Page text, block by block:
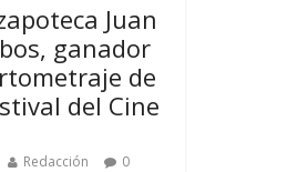
Juan
ganador
de
del Cine
Redacción 0